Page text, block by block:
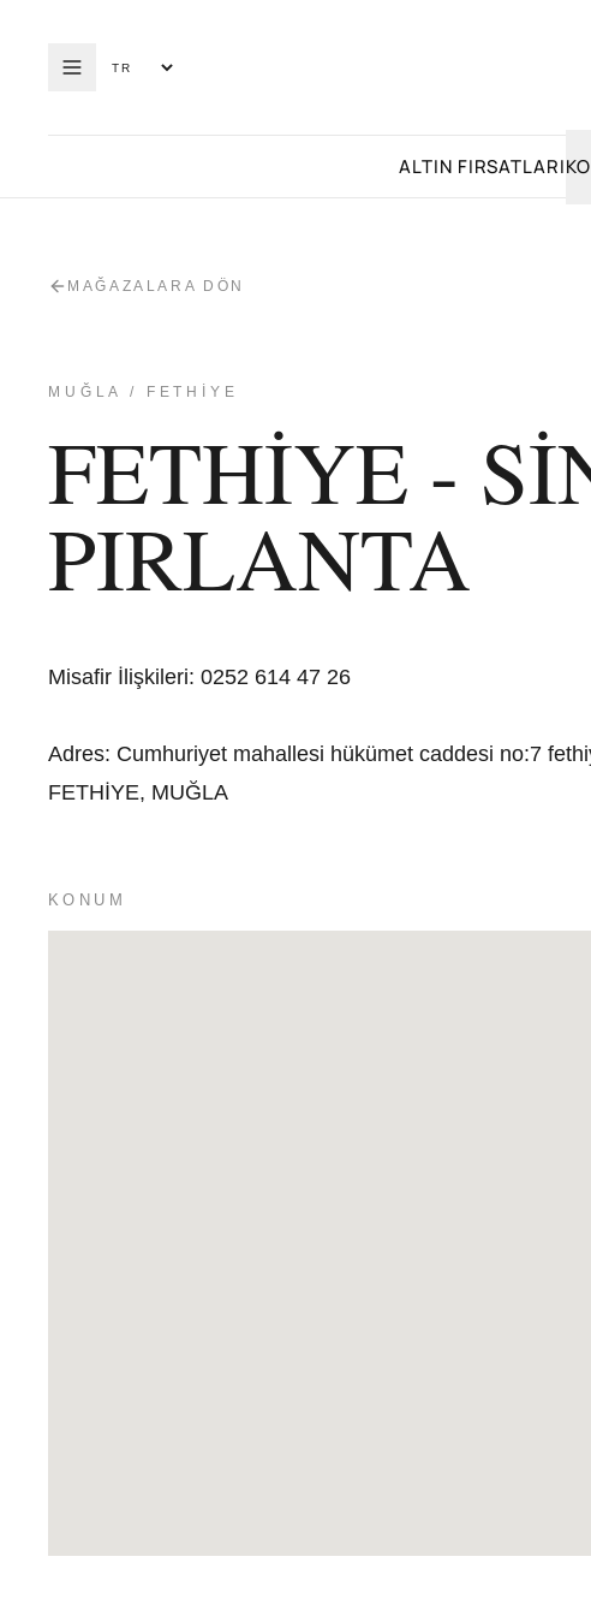
ALTIN FIRSATLARI
MAĞAZALARA DÖN
MUĞLA / FETHİYE
FETHİYE -
PIRLANTA
Misafir İlişkileri: 0252 614 47 26
Adres: Cumhuriyet mahallesi hükümet caddesi no:7
FETHİYE, MUĞLA
KONUM